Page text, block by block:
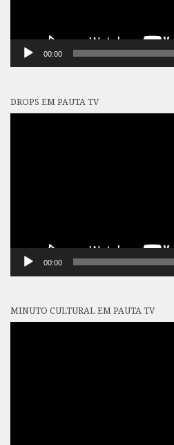
00:00
DROPS EM PAUTA TV
00:00
MINUTO CULTURAL EM PAUTA TV